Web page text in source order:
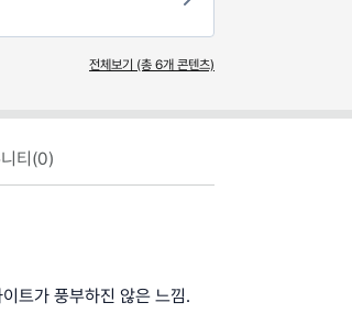
전체보기 (총 6개 콘텐츠)
티(0)
트가 풍부하진 않은 느낌.